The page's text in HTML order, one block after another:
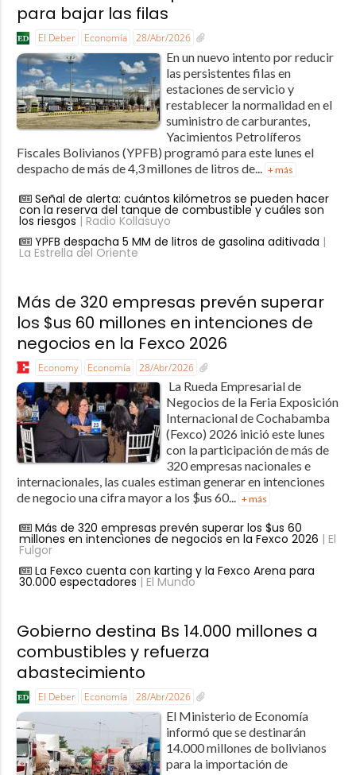
para bajar las filas
El Deber Economía 28/Abr/2026
En un nuevo intento por reducir
las persistentes filas en
estaciones de servicio y
restablecer la normalidad en el
suministro de carburantes,
Yacimientos Petrolíferos
Fiscales Bolivianos (YPFB) programó para este lunes el
despacho de más de 4,3 millones de litros de...
+ más
Señal de alerta: cuántos kilómetros se pueden hacer
con la reserva del tanque de combustible y cuáles son
los riesgos | Radio Kollasuyo
YPFB despacha 5 MM de litros de gasolina aditivada |
La Estrella del Oriente
Más de 320 empresas prevén superar
los $us 60 millones en intenciones de
negocios en la Fexco 2026
Economy Economía 28/Abr/2026
La Rueda Empresarial de
Negocios de la Feria Exposición
Internacional de Cochabamba
(Fexco) 2026 inició este lunes
con la participación de más de
320 empresas nacionales e
internacionales, las cuales estiman generar en intenciones
de negocio una cifra mayor a los $us 60... + más
Más de 320 empresas prevén superar los $us 60
millones en intenciones de negocios en la Fexco 2026 | El
Fulgor
La Fexco cuenta con karting y la Fexco Arena para
30.000 espectadores | El Mundo
Gobierno destina Bs 14.000 millones a
combustibles y refuerza
abastecimiento
El Deber Economía 28/Abr/2026
El Ministerio de Economía
informó que se destinarán
14.000 millones de bolivianos
para la importación de